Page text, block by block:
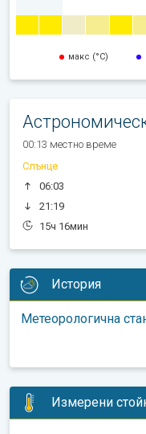
макс (°C)
00:13 местно време
Слънце
06:03
21:19
15ч 16мин
История
Метеорологична
Измерени